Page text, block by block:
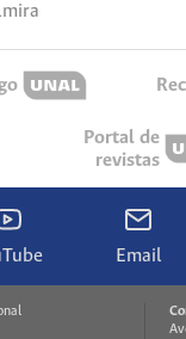
Portal de
revistas
Email